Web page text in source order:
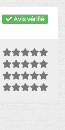
Avis vérifié